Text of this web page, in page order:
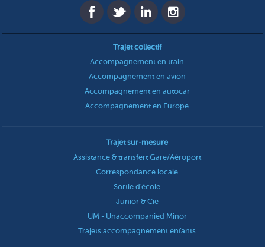
Trajet collectif
Accompagnement en train
Accompagnement en avion
Accompagnement en autocar
Accompagnement en Europe
Trajet sur-mesure
Assistance & transfert Gare/Aéroport
Correspondance locale
Sortie d'école
Junior & Cie
UM - Unaccompanied Minor
Trajets accompagnement enfants